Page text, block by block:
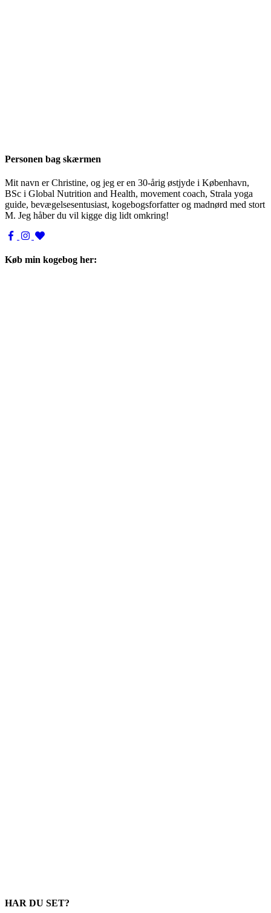
Personen bag skærmen
Mit navn er Christine, og jeg er en 30-årig østjyde i København,
BSc i Global Nutrition and Health, movement coach, Strala yoga
guide, bevægelsesentusiast, kogebogsforfatter og madnørd med stort
M. Jeg håber du vil kigge dig lidt omkring!
Køb min kogebog her:
HAR DU SET?